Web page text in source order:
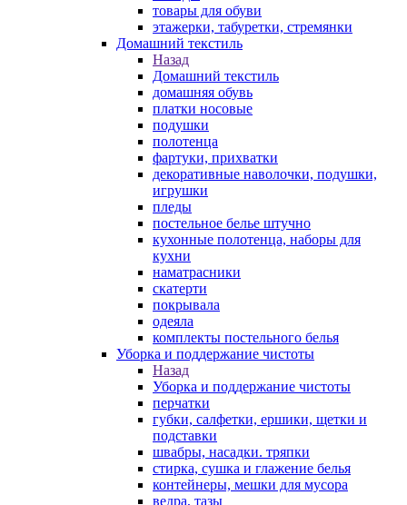
товары для обуви
этажерки, табуретки, стремянки
Домашний текстиль
Назад
Домашний текстиль
домашняя обувь
платки носовые
подушки
полотенца
фартуки, прихватки
декоративные наволочки, подушки,
игрушки
пледы
постельное белье штучно
кухонные полотенца, наборы для
кухни
наматрасники
скатерти
покрывала
одеяла
комплекты постельного белья
Уборка и поддержание чистоты
Назад
Уборка и поддержание чистоты
перчатки
губки, салфетки, ершики, щетки и
подставки
швабры, насадки. тряпки
стирка, сушка и глажение белья
контейнеры, мешки для мусора
ведра, тазы